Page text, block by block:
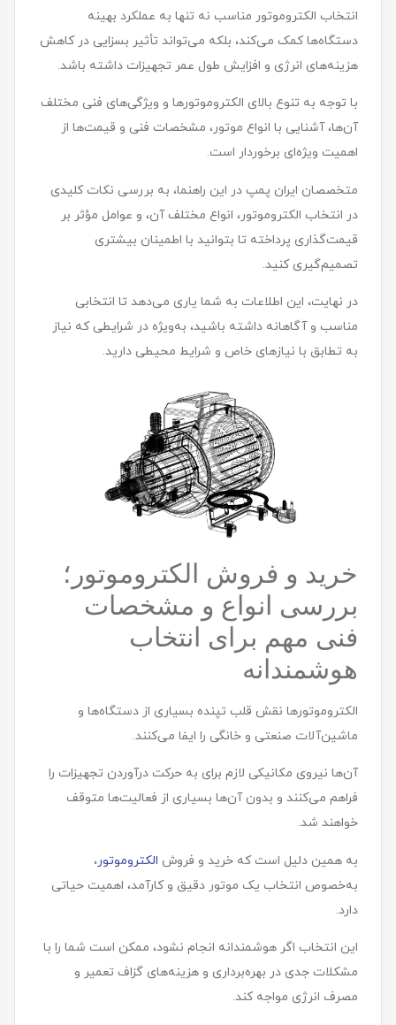
انتخاب الکتروموتور مناسب نه تنها به عملکرد بهینه
دستگاه‌ها کمک می‌کند، بلکه می‌تواند تأثیر بسزایی در کاهش
هزینه‌های انرژی و افزایش طول عمر تجهیزات داشته باشد.
با توجه به تنوع بالای الکتروموتورها و ویژگی‌های فنی مختلف
آن‌ها، آشنایی با انواع موتور، مشخصات فنی و قیمت‌ها از
اهمیت ویژه‌ای برخوردار است.
متخصصان ایران پمپ در این راهنما، به بررسی نکات کلیدی
در انتخاب الکتروموتور، انواع مختلف آن، و عوامل مؤثر بر
قیمت‌گذاری پرداخته تا بتوانید با اطمینان بیشتری
تصمیم‌گیری کنید.
در نهایت، این اطلاعات به شما یاری می‌دهد تا انتخابی
مناسب و آگاهانه داشته باشید، به‌ویژه در شرایطی که نیاز
به تطابق با نیازهای خاص و شرایط محیطی دارید.
خرید و فروش الکتروموتور؛
بررسی انواع و مشخصات
فنی مهم برای انتخاب
هوشمندانه
الکتروموتورها نقش قلب تپنده بسیاری از دستگاه‌ها و
ماشین‌آلات صنعتی و خانگی را ایفا می‌کنند.
آن‌ها نیروی مکانیکی لازم برای به حرکت درآوردن تجهیزات را
فراهم می‌کنند و بدون آن‌ها بسیاری از فعالیت‌ها متوقف
خواهند شد.
به همین دلیل است که خرید و فروش الکتروموتور،
به‌خصوص انتخاب یک موتور دقیق و کارآمد، اهمیت حیاتی
دارد.
این انتخاب اگر هوشمندانه انجام نشود، ممکن است شما را با
مشکلات جدی در بهره‌برداری و هزینه‌های گزاف تعمیر و
مصرف انرژی مواجه کند.